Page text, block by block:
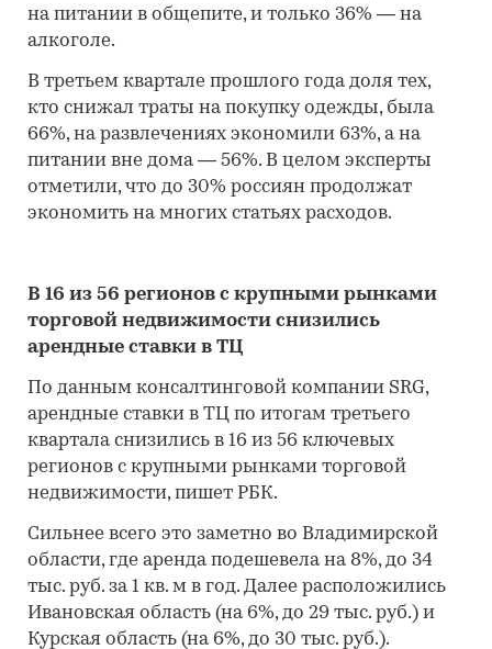
на питании в общепите, и только 36% — на
алкоголе.
В третьем квартале прошлого года доля тех,
кто снижал траты на покупку одежды, была
66%, на развлечениях экономили 63%, а на
питании вне дома — 56%. В целом эксперты
отметили, что до 30% россиян продолжат
экономить на многих статьях расходов.
В 16 из 56 регионов с крупными рынками
торговой недвижимости снизились
арендные ставки в ТЦ
По данным консалтинговой компании SRG,
арендные ставки в ТЦ по итогам третьего
квартала снизились в 16 из 56 ключевых
регионов с крупными рынками торговой
недвижимости, пишет РБК.
Сильнее всего это заметно во Владимирской
области, где аренда подешевела на 8%, до 34
тыс. руб. за 1 кв. м в год. Далее расположились
Ивановская область (на 6%, до 29 тыс. руб.) и
Курская область (на 6%, до 30 тыс. руб.).